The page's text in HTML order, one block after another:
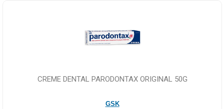
CREME DENTAL PARODONTAX ORIGINAL 50G
GSK